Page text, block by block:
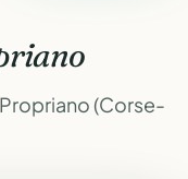
(Corse-